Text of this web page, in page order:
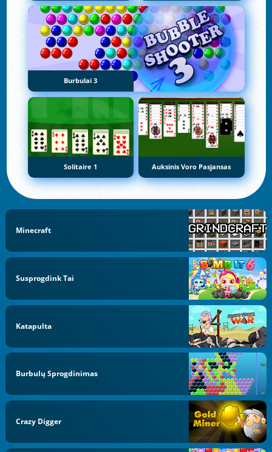
Burbulai 3
Solitaire 1 Auksinis Voro Pasjansas
Minecraft
Susprogdink Tai
Katapulta
Burbulų Sprogdinimas
Crazy Digger